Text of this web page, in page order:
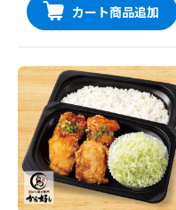
カート商品追加